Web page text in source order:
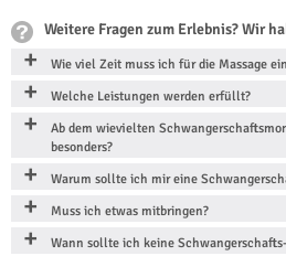
Weitere Fragen zum Erlebnis? Wir
Wie viel Zeit muss ich für die Massage
Welche Leistungen werden erfüllt?
Ab dem wievielten
besonders?
Warum sollte ich mir eine
Muss ich etwas mitbringen?
Wann sollte ich keine